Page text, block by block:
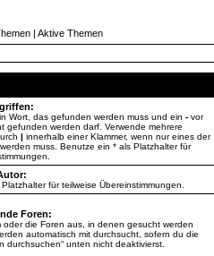
| Aktive Themen
Wort, das gefunden werden muss und ein -vor
gefunden werden darf. Verwende mehrere
| innerhalb einer Klammer, wenn nur eines der
muss. Benutze ein * als Platzhalter für
für teilweise Übereinstimmungen.
Foren:
oder die Foren aus, in denen gesucht werden
automatisch mit durchsucht, sofern du die
durchsuchen“ unten nicht deaktivierst.